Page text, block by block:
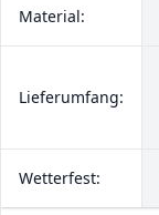
Material:
Lieferumfang:
Wetterfest: